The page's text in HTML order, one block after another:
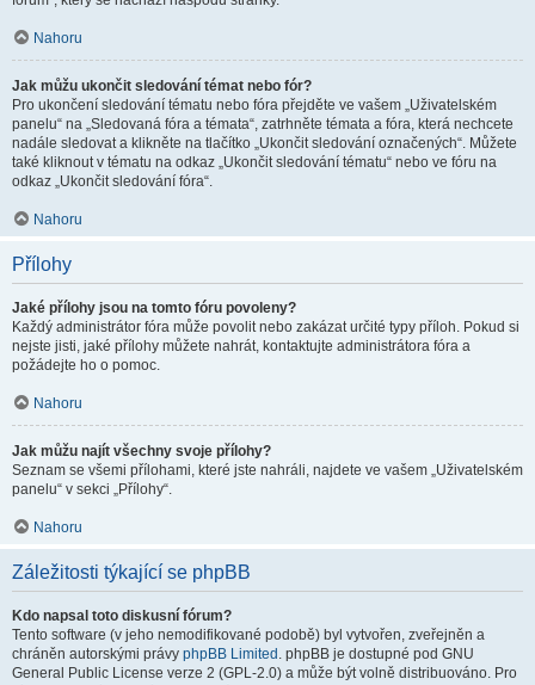
Nahoru
Jak můžu ukončit sledování témat nebo fór?
Pro ukončení sledování tématu nebo fóra přejděte ve vašem „Uživatelském
panelu“ na „Sledovaná fóra a témata“, zatrhněte témata a fóra, která nechcete
nadále sledovat a klikněte na tlačítko „Ukončit sledování označených“. Můžete
také kliknout v tématu na odkaz „Ukončit sledování tématu“ nebo ve fóru na
odkaz „Ukončit sledování fóra“.
Nahoru
Přílohy
Jaké přílohy jsou na tomto fóru povoleny?
Každý administrátor fóra může povolit nebo zakázat určité typy příloh. Pokud si
nejste jisti, jaké přílohy můžete nahrát, kontaktujte administrátora fóra a
požádejte ho o pomoc.
Nahoru
Jak můžu najít všechny svoje přílohy?
Seznam se všemi přílohami, které jste nahráli, najdete ve vašem „Uživatelském
panelu“ v sekci „Přílohy“.
Nahoru
Záležitosti týkající se phpBB
Kdo napsal toto diskusní fórum?
Tento software (v jeho nemodifikované podobě) byl vytvořen, zveřejněn a
chráněn autorskými právy phpBB Limited . phpBB je dostupné pod GNU
General Public License verze 2 (GPL-2.0) a může být volně distribuováno. Pro